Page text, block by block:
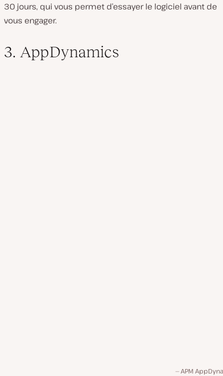
30 jours, qui vous permet d’essayer le logiciel avant de
vous engager.
3. AppDynamics
APM